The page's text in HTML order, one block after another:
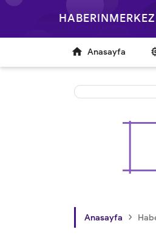
 Anasayfa
Anasayfa ›